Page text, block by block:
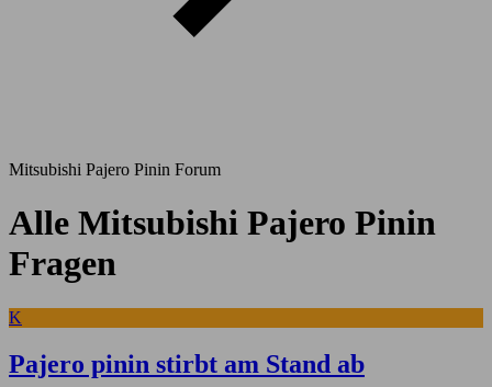
Mitsubishi Pajero Pinin Forum
Alle Mitsubishi Pajero Pinin
Fragen
K
Pajero pinin stirbt am Stand ab